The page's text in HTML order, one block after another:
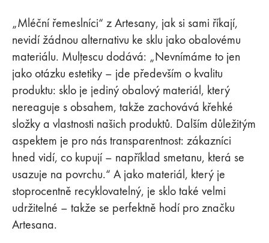
„Mléční řemeslníci“ z Artesany, jak si sami říkají,
nevidí žádnou alternativu ke sklu jako obalovému
materiálu. Mulțescu dodává: „Nevnímáme to jen
jako otázku estetiky – jde především o kvalitu
produktu: sklo je jediný obalový materiál, který
nereaguje s obsahem, takže zachovává křehké
složky a vlastnosti našich produktů. Dalším důležitým
aspektem je pro nás transparentnost: zákazníci
hned vidí, co kupují – například smetanu, která se
usazuje na povrchu.“ A jako materiál, který je
stoprocentně recyklovatelný, je sklo také velmi
udržitelné – takže se perfektně hodí pro značku
Artesana.